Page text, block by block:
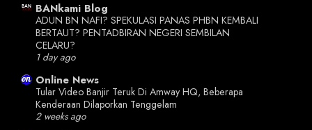
BANkami Blog
ADUN BN NAFI? SPEKULASI PANAS PHBN KEMBALI
BERTAUT? PENTADBIRAN NEGERI SEMBILAN
CELARU?
1 day ago
Online News
Tular Video Banjir Teruk Di Amway HQ, Beberapa
Kenderaan Dilaporkan Tenggelam
2 weeks ago